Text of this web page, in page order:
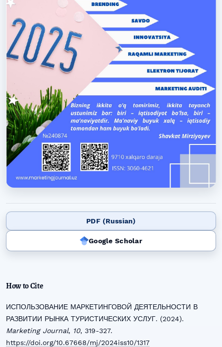
PDF (Russian)
Google Scholar
How to Cite
ИСПОЛЬЗОВАНИЕ МАРКЕТИНГОВОЙ ДЕЯТЕЛЬНОСТИ В
РАЗВИТИИ РЫНКА ТУРИСТИЧЕСКИХ УСЛУГ. (2024).
Marketing Journal, 10, 319-327.
https://doi.org/10.67668/mj/2024iss10/1317